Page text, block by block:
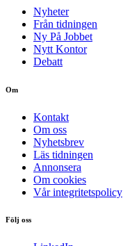
Nyheter
Från tidningen
Ny På Jobbet
Nytt Kontor
Debatt
Om
Kontakt
Om oss
Nyhetsbrev
Läs tidningen
Annonsera
Om cookies
Vår integritetspolicy
Följ oss